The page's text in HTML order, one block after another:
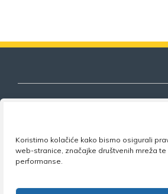
Koristimo kolačiće kako bismo osigurali
web-stranice, značajke društvenih mreža
performanse.
Nezavisni sindikat znanosti i
obrazovanja
Zagreb •Tel: +385 1 4847 337 •